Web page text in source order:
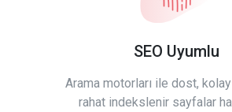
SEO Uyumlu
Arama motorları ile dost,
rahat indekslenir sayfalar